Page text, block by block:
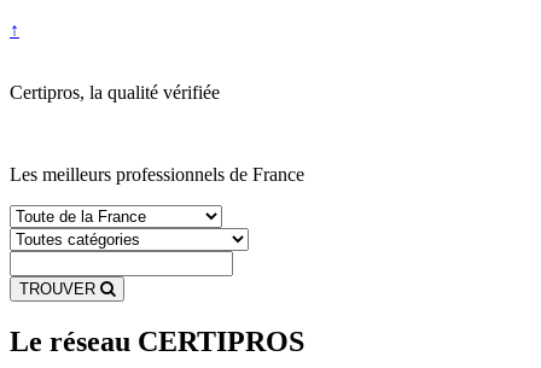
↑
Certipros, la qualité vérifiée
Les meilleurs professionnels de France
TROUVER
Le réseau CERTIPROS